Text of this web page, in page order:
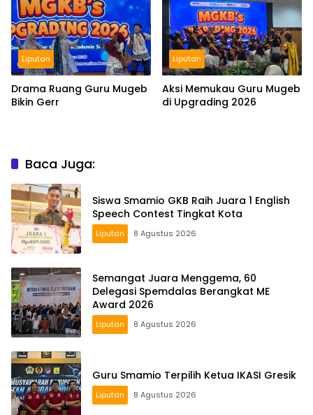
Liputan
Drama Ruang Guru Mugeb
Bikin Gerr
Liputan
Aksi Memukau Guru Mugeb
di Upgrading 2026
Baca Juga:
Siswa Smamio GKB Raih Juara 1 English
Speech Contest Tingkat Kota
Liputan 8 Agustus 2026
Semangat Juara Menggema, 60
Delegasi Spemdalas Berangkat ME
Award 2026
Liputan 8 Agustus 2026
Guru Smamio Terpilih Ketua IKASI Gresik
Liputan 8 Agustus 2026